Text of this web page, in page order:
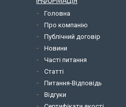
Головна
Про компанію
Публічний договір
Новини
Часті питання
Статті
Питання-Відповідь
Відгуки